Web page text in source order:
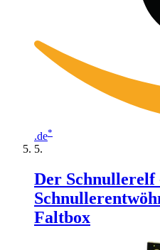
.de*
Der Schnullerelf
Faltbox